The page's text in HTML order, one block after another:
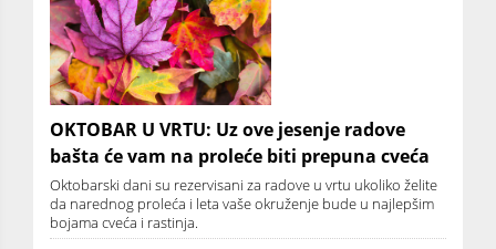
OKTOBAR U VRTU: Uz ove jesenje radove
bašta će vam na proleće biti prepuna cveća
Oktobarski dani su rezervisani za radove u vrtu ukoliko želite
da narednog proleća i leta vaše okruženje bude u najlepšim
bojama cveća i rastinja.